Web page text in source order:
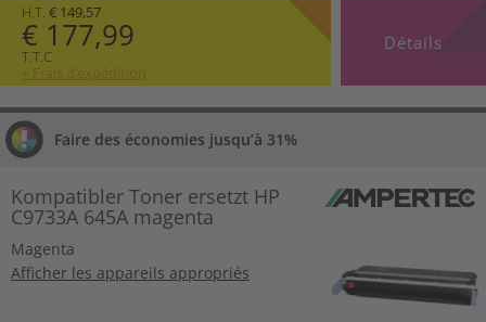
H.T. € 149,57
€ 177,99
T.T.C
+ Frais d’expédition
Détails
Faire des économies jusqu’à 31%
Kompatibler Toner ersetzt HP
C9733A 645A magenta
Magenta
Afficher les appareils appropriés